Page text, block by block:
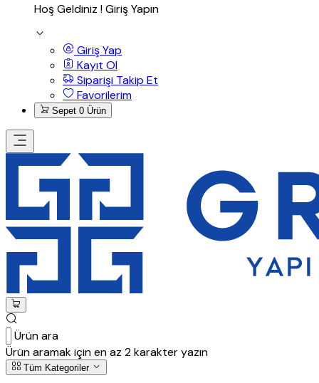
Hoş Geldiniz !Giriş Yapın
Giriş Yap
Kayıt Ol
Siparişi Takip Et
Favorilerim
Sepet 0 Ürün
Ürün ara
Ürün aramak için en az 2 karakter yazın
Tüm Kategoriler